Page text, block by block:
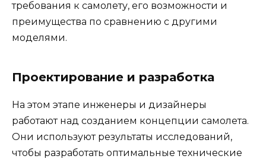
требования к самолету, его возможности и
преимущества по сравнению с другими
моделями.
Проектирование и разработка
На этом этапе инженеры и дизайнеры
работают над созданием концепции самолета.
Они используют результаты исследований,
чтобы разработать оптимальные технические